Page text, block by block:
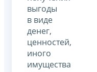
выгоды
в виде
денег,
ценностей,
иного
имущества